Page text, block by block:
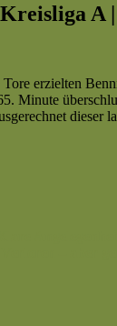
erzielten
Minute